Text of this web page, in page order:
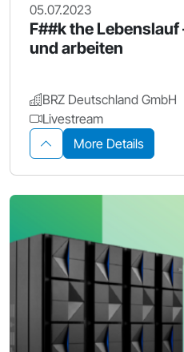
05.07.2023
F##k the
und arbeiten
BRZ Deutschland GmbH
Livestream
More Details